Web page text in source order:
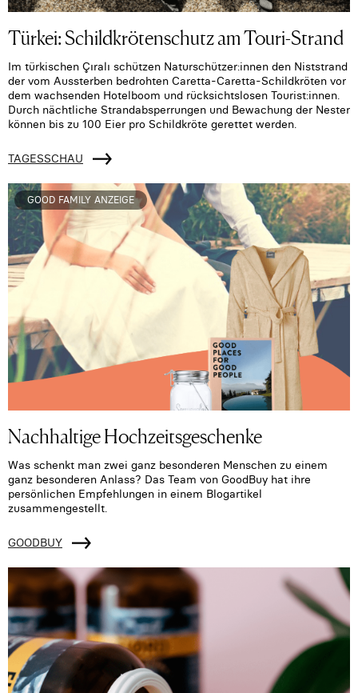
Türkei: Schildkrötenschutz am Touri-Strand
Im türkischen Çıralı schützen Naturschützer:innen den Niststrand
der vom Aussterben bedrohten Caretta-Caretta-Schildkröten vor
dem wachsenden Hotelboom und rücksichtslosen Tourist:innen.
Durch nächtliche Strandabsperrungen und Bewachung der Nester
können bis zu 100 Eier pro Schildkröte gerettet werden.
TAGESSCHAU
GOOD FAMILY ANZEIGE
Nachhaltige Hochzeitsgeschenke
Was schenkt man zwei ganz besonderen Menschen zu einem
ganz besonderen Anlass? Das Team von GoodBuy hat ihre
persönlichen Empfehlungen in einem Blogartikel
zusammengestellt.
GOODBUY